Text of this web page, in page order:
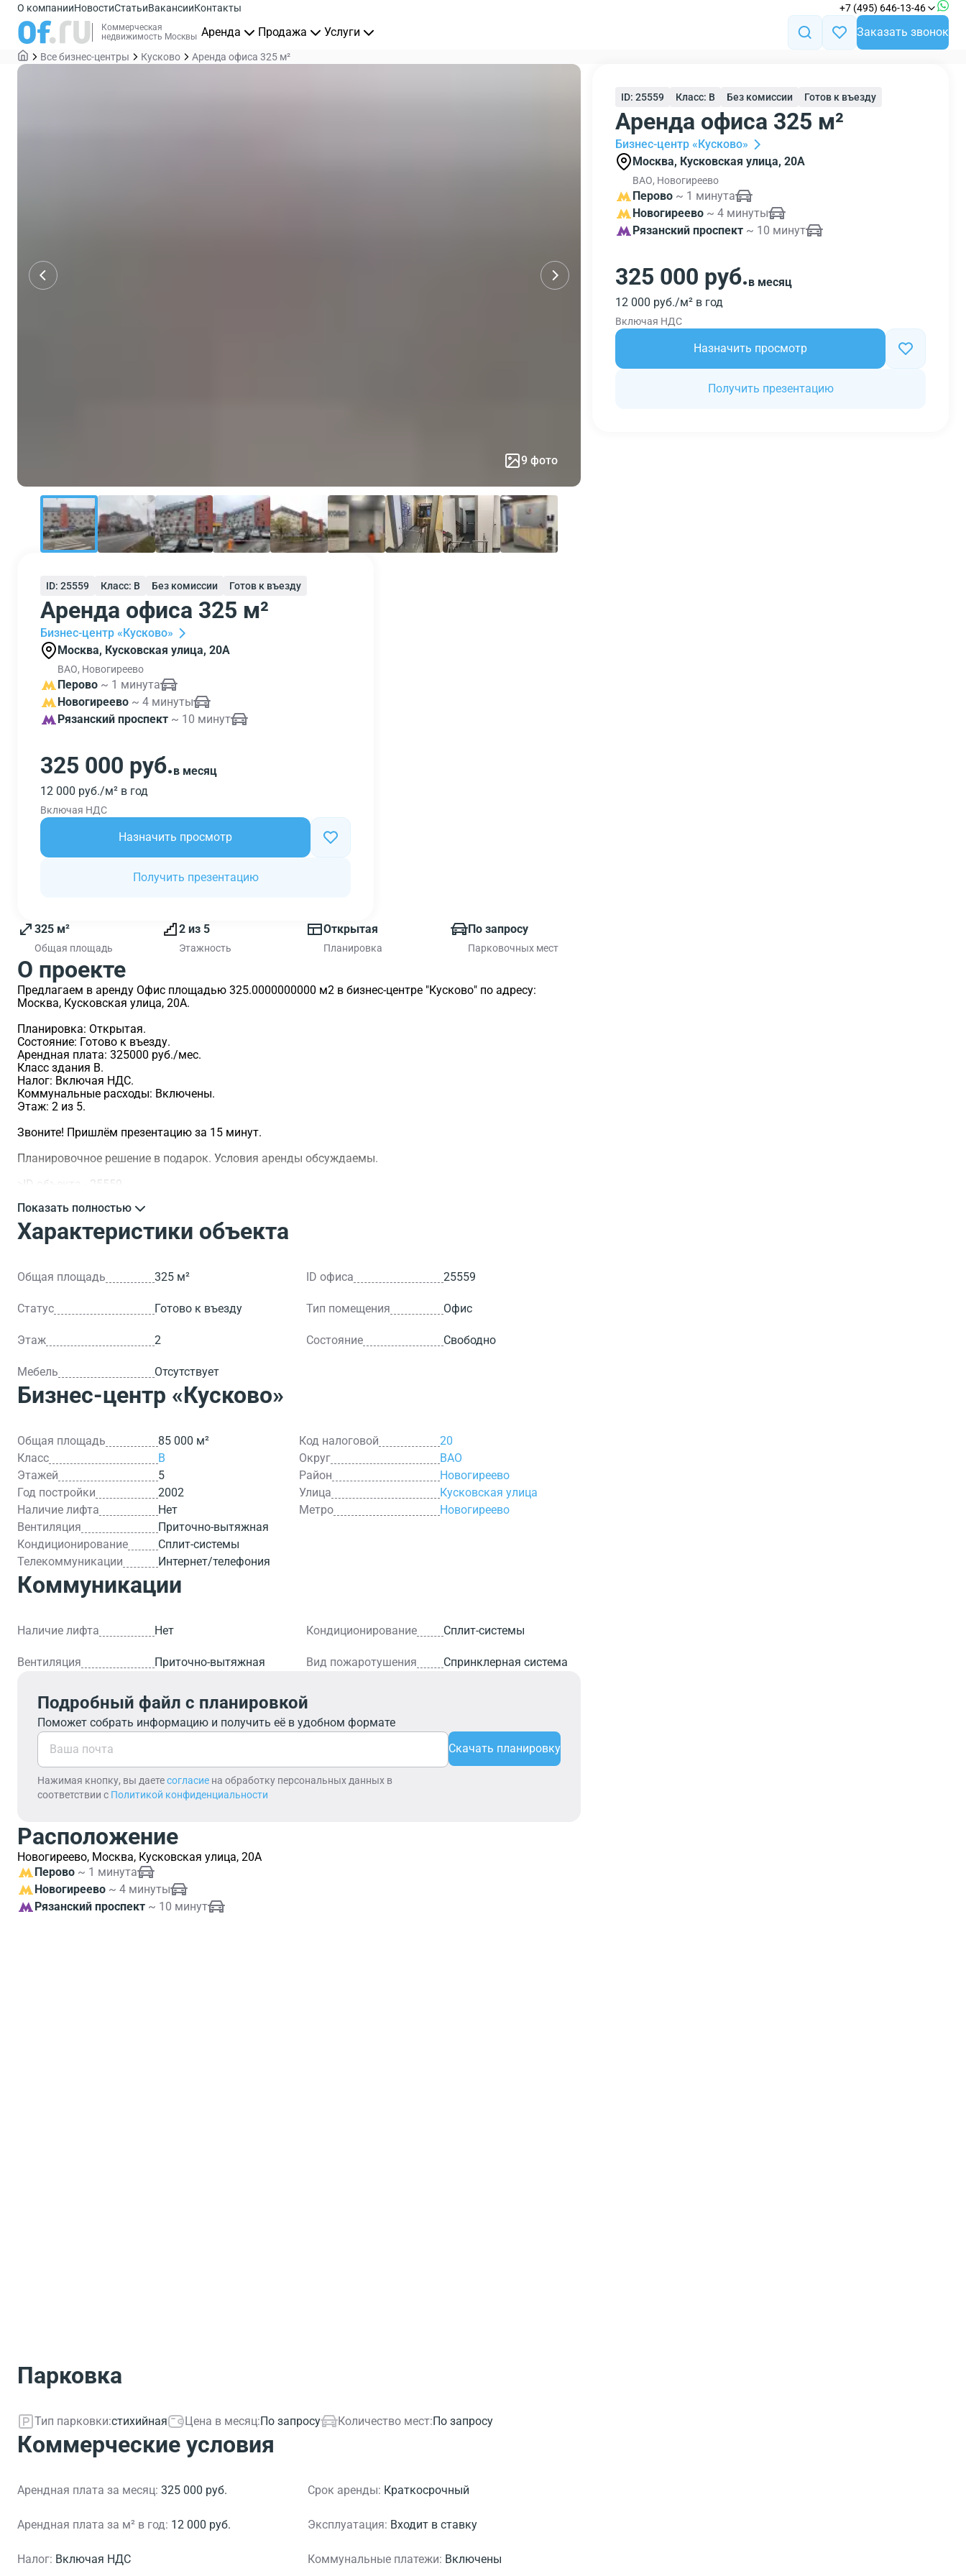
О компанииНовостиСтатьиВакансииКонтакты +7 (495) 646-13-46
Коммерческая
недвижимость Москвы Аренда Продажа Услуги Заказать звонок
Все бизнес-центры Кусково Аренда офиса 325 м²
9 фото
ID: 25559 Класс: B Без комиссии Готов к въезду
Аренда офиса 325 м²
Бизнес-центр «Кусково»
Москва, Кусковская улица, 20А
ВАО, Новогиреево
Перово ~ 1 минута
Новогиреево ~ 4 минуты
Рязанский проспект ~ 10 минут
325 000 руб.в месяц
12 000 руб./м² в год
Включая НДС
Назначить просмотр
Получить презентацию
325 м²
Общая площадь
2 из 5
Этажность
Открытая
Планировка
По запросу
Парковочных мест
О проекте
Предлагаем в аренду Офис площадью 325.0000000000 м2 в бизнес-центре "Кусково" по адресу:
Москва, Кусковская улица, 20А.
Планировка: Открытая.
Состояние: Готово к въезду.
Арендная плата: 325000 руб./мес.
Класс здания B.
Налог: Включая НДС.
Коммунальные расходы: Включены.
Этаж: 2 из 5.
Звоните! Пришлём презентацию за 15 минут.
Планировочное решение в подарок. Условия аренды обсуждаемы.
>ID объекта - 25559.
Показать полностью
Характеристики объекта
Общая площадь 325 м² ID офиса 25559
Статус Готово к въезду Тип помещения Офис
Этаж 2 Состояние Свободно
Мебель Отсутствует
Бизнес-центр «Кусково»
Общая площадь
85 000 м²
Класс
B
Этажей
5
Год постройки
2002
Наличие лифта
Нет
Вентиляция
Приточно-вытяжная
Кондиционирование
Сплит-системы
Телекоммуникации
Интернет/телефония
Код налоговой
20
Округ
ВАО
Район
Новогиреево
Улица
Кусковская улица
Метро
Новогиреево
Коммуникации
Наличие лифта Нет Кондиционирование Сплит-системы
Вентиляция Приточно-вытяжная Вид пожаротушения Спринклерная система
Подробный файл с планировкой
Поможет собрать информацию и получить её в удобном формате
Нажимая кнопку, вы даетесогласие на обработку персональных данных в
соответствии с Политикой конфиденциальности
Скачать планировку
Расположение
Новогиреево, Москва, Кусковская улица, 20А
Перово ~ 1 минута
Новогиреево ~ 4 минуты
Рязанский проспект ~ 10 минут
Парковка
Тип парковки:стихийная Цена в месяц:По запросу Количество мест:По запросу
Коммерческие условия
Арендная плата за месяц: 325 000 руб. Срок аренды: Краткосрочный
Арендная плата за м² в год: 12 000 руб. Эксплуатация: Входит в ставку
Налог: Включая НДС Коммунальные платежи: Включены
ID: 25559 Класс: B Без комиссии Готов к въезду
Аренда офиса 325 м²
Бизнес-центр «Кусково»
Москва, Кусковская улица, 20А
ВАО, Новогиреево
Перово ~ 1 минута
Новогиреево ~ 4 минуты
Рязанский проспект ~ 10 минут
325 000 руб.в месяц
12 000 руб./м² в год
Включая НДС
Назначить просмотр
Получить презентацию